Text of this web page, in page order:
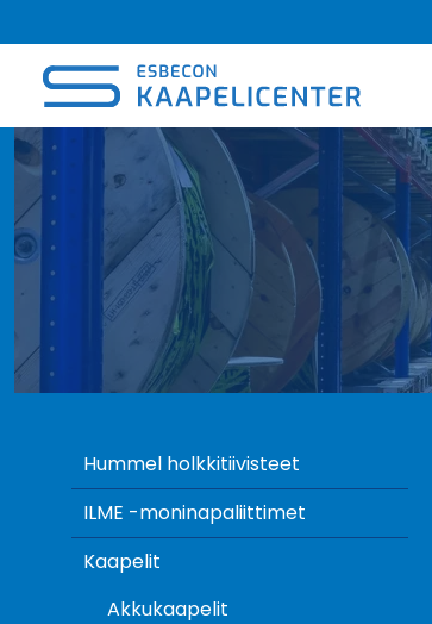
sisältöön
Hummel holkkitiivisteet
ILME -moninapaliittimet
Kaapelit
Akkukaapelit